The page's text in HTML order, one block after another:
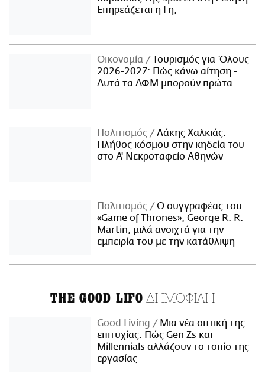
Επηρεάζεται η Γη;
Οικονομία
Τουρισμός για Όλους
2026-2027: Πώς κάνω αίτηση -
Αυτά τα ΑΦΜ μπορούν πρώτα
Πολιτισμός
Λάκης Χαλκιάς:
Πλήθος κόσμου στην κηδεία του
στο Α' Νεκροταφείο Αθηνών
Πολιτισμός
Ο συγγραφέας του
«Game of Thrones», George R. R.
Martin, μιλά ανοιχτά για την
εμπειρία του με την κατάθλιψη
THE GOOD LIFO ΔΗΜΟΦΙΛΗ
Good Living
Μια νέα οπτική της
επιτυχίας: Πώς Gen Zs και
Millennials αλλάζουν το τοπίο της
εργασίας